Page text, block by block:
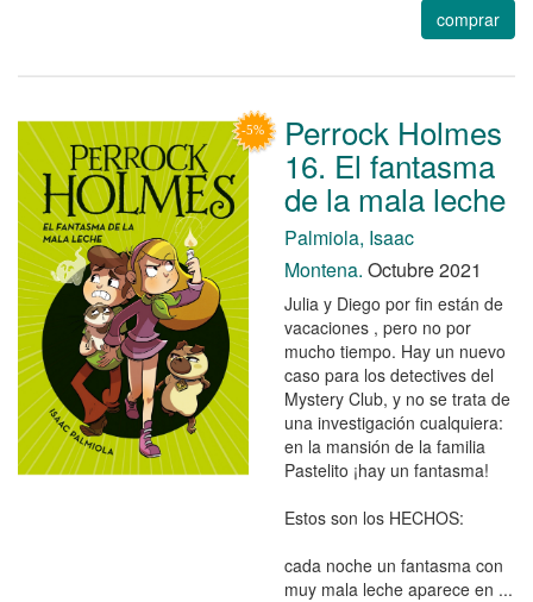
comprar
Perrock Holmes
16. El fantasma
de la mala leche
Palmiola, Isaac
Montena. Octubre 2021
Julia y Diego por fin están de
vacaciones , pero no por
mucho tiempo. Hay un nuevo
caso para los detectives del
Mystery Club, y no se trata de
una investigación cualquiera:
en la mansión de la familia
Pastelito ¡hay un fantasma!
Estos son los HECHOS:
cada noche un fantasma con
muy mala leche aparece en ...